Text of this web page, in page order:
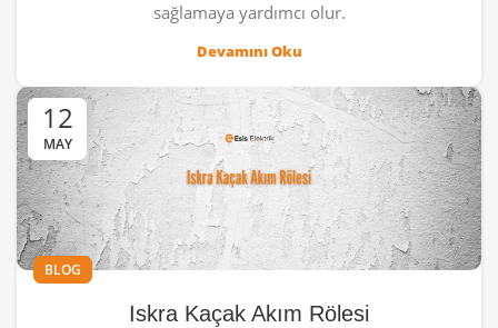
sağlamaya yardımcı olur.
Devamını Oku
12
MAY
BLOG
Iskra Kaçak Akım Rölesi